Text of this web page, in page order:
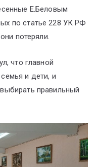
Е.Беловым
по статье 228 УК РФ
потеряли.
что главной
и дети, и
правильный